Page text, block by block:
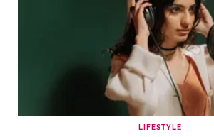
LIFESTYLE